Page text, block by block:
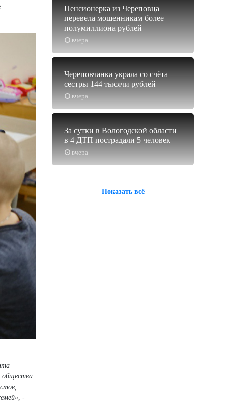
общества
, -
вчера
Пенсионерка из Череповца
перевела мошенникам более
полумиллиона рублей
вчера
Череповчанка украла со счёта
сестры 144 тысячи рублей
вчера
За сутки в Вологодской области
в 4 ДТП пострадали 5 человек
Показать всё